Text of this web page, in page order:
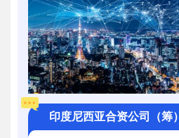
印度尼西亚合资公司（筹）